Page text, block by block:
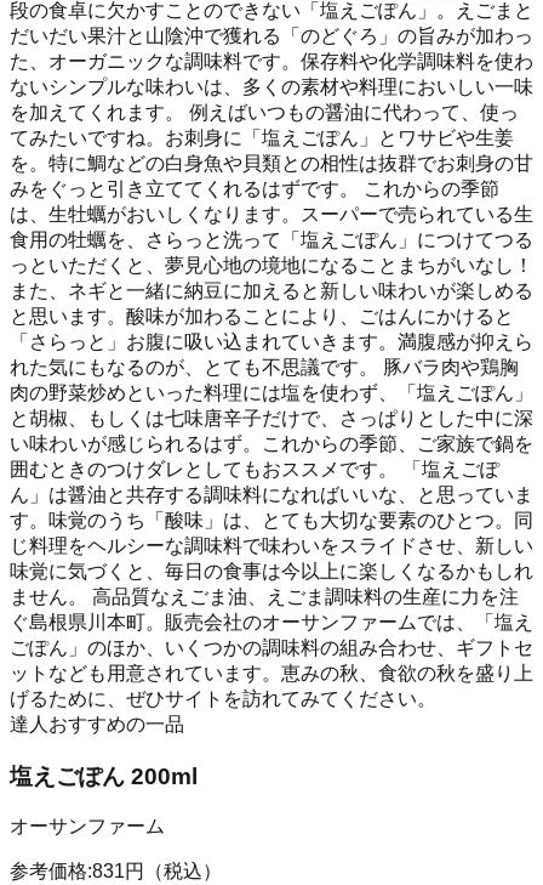
段の食卓に欠かすことのできない「塩えごぽん」。えごまと
だいだい果汁と山陰沖で獲れる「のどぐろ」の旨みが加わっ
た、オーガニックな調味料です。保存料や化学調味料を使わ
ないシンプルな味わいは、多くの素材や料理においしい一味
を加えてくれます。 例えばいつもの醤油に代わって、使っ
てみたいですね。お刺身に「塩えごぽん」とワサビや生姜
を。特に鯛などの白身魚や貝類との相性は抜群でお刺身の甘
みをぐっと引き立ててくれるはずです。 これからの季節
は、生牡蠣がおいしくなります。スーパーで売られている生
食用の牡蠣を、さらっと洗って「塩えごぽん」につけてつる
っといただくと、夢見心地の境地になることまちがいなし！
また、ネギと一緒に納豆に加えると新しい味わいが楽しめる
と思います。酸味が加わることにより、ごはんにかけると
「さらっと」お腹に吸い込まれていきます。満腹感が抑えら
れた気にもなるのが、とても不思議です。 豚バラ肉や鶏胸
肉の野菜炒めといった料理には塩を使わず、「塩えごぽん」
と胡椒、もしくは七味唐辛子だけで、さっぱりとした中に深
い味わいが感じられるはず。これからの季節、ご家族で鍋を
囲むときのつけダレとしてもおススメです。 「塩えごぽ
ん」は醤油と共存する調味料になればいいな、と思っていま
す。味覚のうち「酸味」は、とても大切な要素のひとつ。同
じ料理をヘルシーな調味料で味わいをスライドさせ、新しい
味覚に気づくと、毎日の食事は今以上に楽しくなるかもしれ
ません。 高品質なえごま油、えごま調味料の生産に力を注
ぐ島根県川本町。販売会社のオーサンファームでは、「塩え
ごぽん」のほか、いくつかの調味料の組み合わせ、ギフトセ
ットなども用意されています。恵みの秋、食欲の秋を盛り上
げるために、ぜひサイトを訪れてみてください。
達人おすすめの一品
塩えごぽん 200ml
オーサンファーム
参考価格:831円
（税込）